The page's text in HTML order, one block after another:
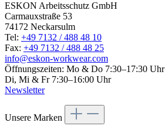
ESKON Arbeitsschutz GmbH
Carmauxstraße 53
74172 Neckarsulm
Tel: +49 7132 / 488 48 10
Fax: +49 7132 / 488 48 25
info@eskon-workwear.com
Öffnungszeiten: Mo & Do 7:30–17:30 Uhr
Di, Mi & Fr 7:30–16:00 Uhr
Newsletter
Unsere Marken